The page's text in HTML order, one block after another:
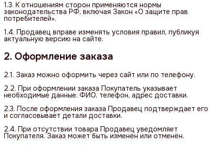
1.3. К отношениям сторон применяются нормы
законодательства РФ, включая Закон «О защите прав
потребителей».
1.4. Продавец вправе изменять условия правил, публикуя
актуальную версию на сайте.
2. Оформление заказа
2.1. Заказ можно оформить через сайт или по телефону.
2.2. При оформлении заказа Покупатель указывает
необходимые данные: ФИО, телефон, адрес доставки.
2.3. После оформления заказа Продавец подтверждает его
и согласовывает детали доставки.
2.4. При отсутствии товара Продавец уведомляет
Покупателя. Заказ может быть изменён или отменён.